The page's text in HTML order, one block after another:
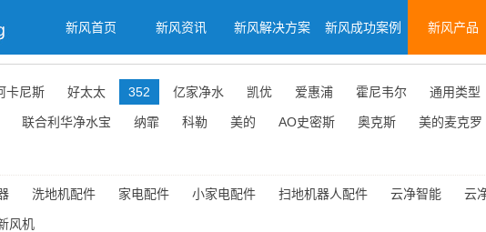
新风首页 新风资讯 新风解决方案 新风成功案例 新风产品
卡尼斯 好太太 352 亿家净水 凯优 爱惠浦 霍尼韦尔 通用类型
联合利华净水宝 纳霏 科勒 美的 AO史密斯 奥克斯 美的麦克罗
洗地机配件 家电配件 小家电配件 扫地机器人配件 云净智能 云
风机